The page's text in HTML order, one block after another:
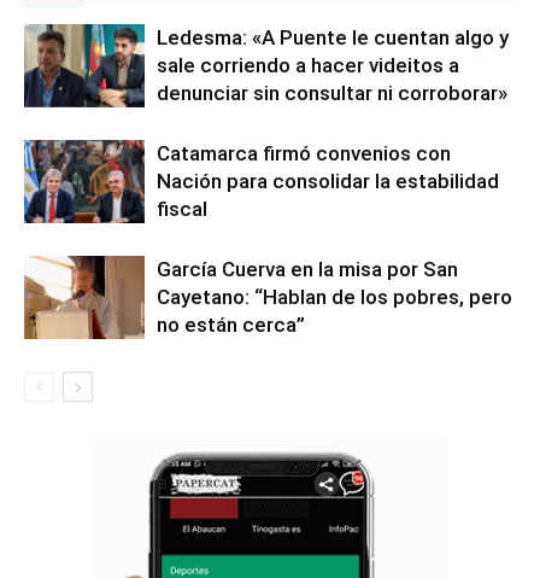
Ledesma: «A Puente le cuentan algo y
sale corriendo a hacer videitos a
denunciar sin consultar ni corroborar»
Catamarca firmó convenios con
Nación para consolidar la estabilidad
fiscal
García Cuerva en la misa por San
Cayetano: “Hablan de los pobres, pero
no están cerca”